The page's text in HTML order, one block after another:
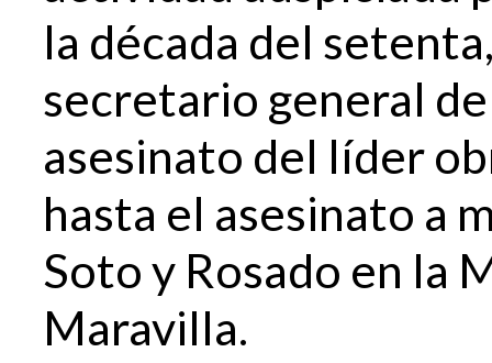
la década del
secretario general
asesinato del líder
hasta el asesinato a
Soto y Rosado en la
Maravilla.